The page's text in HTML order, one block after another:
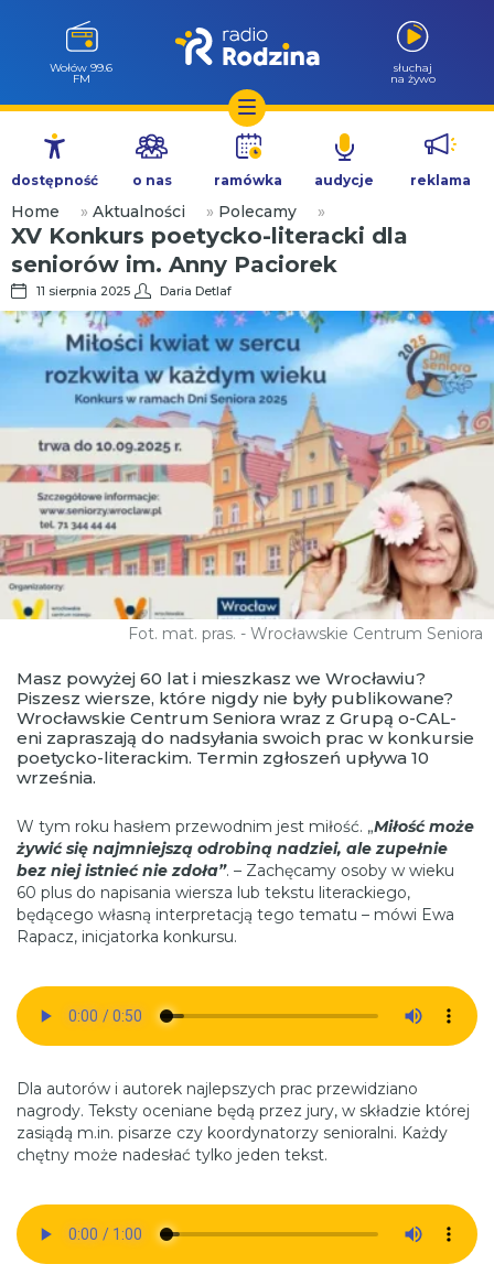
Przejdź
treści
Wołów 99.6
FM
słuchaj
na żywo
dostępność o nas ramówka audycje reklama
Home » Aktualności » Polecamy »
XV Konkurs poetycko-literacki dla
seniorów im. Anny Paciorek
11 sierpnia 2025 Daria Detlaf
Fot. mat. pras. - Wrocławskie Centrum Seniora
Masz powyżej 60 lat i mieszkasz we Wrocławiu?
Piszesz wiersze, które nigdy nie były publikowane?
Wrocławskie Centrum Seniora wraz z Grupą o-CAL-
eni zapraszają do nadsyłania swoich prac w konkursie
poetycko-literackim. Termin zgłoszeń upływa 10
września.
W tym roku hasłem przewodnim jest miłość. „Miłość może
żywić się najmniejszą odrobiną nadziei, ale zupełnie
bez niej istnieć nie zdoła”. – Zachęcamy osoby w wieku
60 plus do napisania wiersza lub tekstu literackiego,
będącego własną interpretacją tego tematu – mówi Ewa
Rapacz, inicjatorka konkursu.
Dla autorów i autorek najlepszych prac przewidziano
nagrody. Teksty oceniane będą przez jury, w składzie której
zasiądą m.in. pisarze czy koordynatorzy senioralni. Każdy
chętny może nadesłać tylko jeden tekst.